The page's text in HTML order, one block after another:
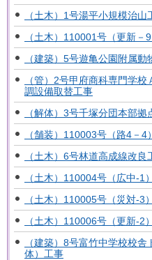
（土木）1号湯平小規模治山
（土木）110001号（更新－
（建築）5号遊亀公園附属
（管）2号甲府商科専門学
調設備取替工事
（解体）3号千塚分団本部
（舗装）110003号（路4－4
（土木）6号林道高成線改良
（土木）110004号（広中-1
（土木）110005号（災対-3
（土木）110006号（更新-2
（建築）8号富竹中学校校
体）工事